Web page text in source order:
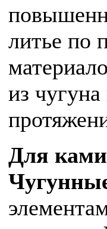
литье по
из
Для